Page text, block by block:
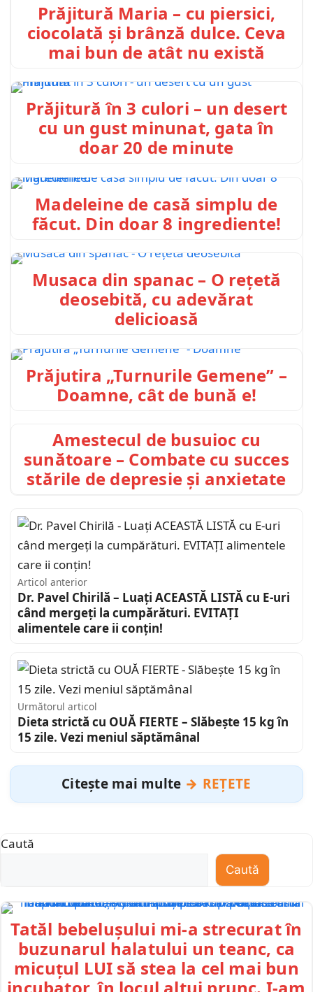
Prăjitură Maria – cu piersici,
ciocolată și brânză dulce. Ceva
mai bun de atât nu există
Prăjitură în 3 culori – un desert
cu un gust minunat, gata în
doar 20 de minute
Madeleine de casă simplu de
făcut. Din doar 8 ingrediente!
Musaca din spanac – O rețetă
deosebită, cu adevărat
delicioasă
Prăjutira „Turnurile Gemene” –
Doamne, cât de bună e!
Amestecul de busuioc cu
sunătoare – Combate cu succes
stările de depresie și anxietate
Articol anterior
Dr. Pavel Chirilă – Luați ACEASTĂ LISTĂ cu E-uri
când mergeți la cumpărături. EVITAȚI
alimentele care ii conțin!
Următorul articol
Dieta strictă cu OUĂ FIERTE – Slăbește 15 kg în
15 zile. Vezi meniul săptămânal
Citește mai multe REȚETE
Caută
Caută
Tatăl bebelușului mi-a strecurat în
buzunarul halatului un teanc, ca
micuțul LUI să stea la cel mai bun